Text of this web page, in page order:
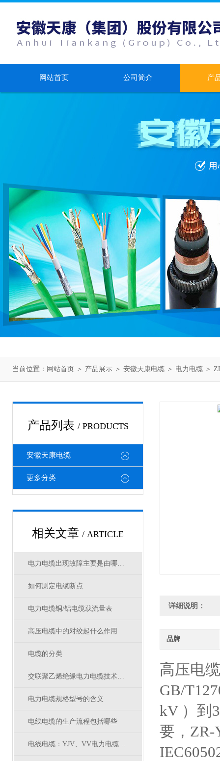
网站首页 公司简介 产
当前位置： 网站首页 ＞ 产品展示 ＞ 安徽天康电缆 ＞ 电力电缆 ＞
产品列表 / PRODUCTS
安徽天康电缆
更多分类
相关文章 / ARTICLE
电力电缆出现故障主要是由哪几方面原因造成
如何测定电缆断点
电力电缆铜/铝电缆载流量表
高压电缆中的对绞起什么作用
电缆的分类
交联聚乙烯绝缘电力电缆技术参数
电力电缆规格型号的含义
电线电缆的生产流程包括哪些
电线电缆：YJV、VV电力电缆有什么区别
详细说明：
品牌
高压电
GB/
kV ）到
要，ZR-